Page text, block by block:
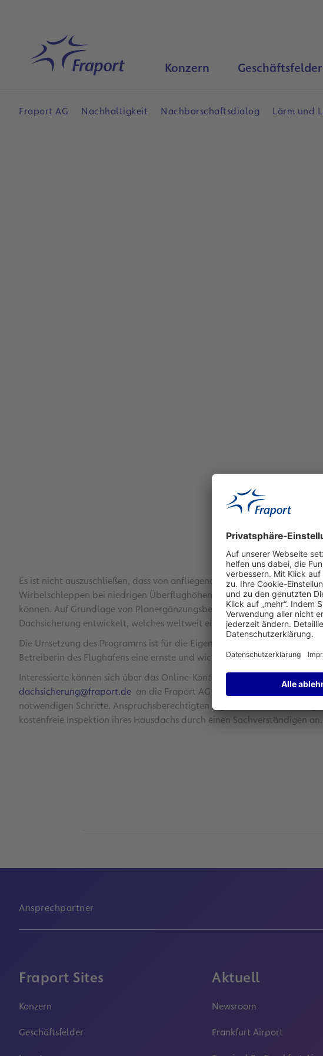
Startseite Konzern Geschäftsfelder
Fraport AG Nachhaltigkeit Nachbarschaftsdialog Lärm und
Es ist nicht auszuschließen, dass von anfliegenden Flugzeugen durch
Wirbelschleppen bei niedrigen Überflughöhen und unter ungünstigen
können. Auf Grundlage von Planergänzungsbeschlüssen des HMWVW
Dachsicherung entwickelt, welches weltweit einzigartig ist.
Die Umsetzung des Programms ist für die Eigentümerinnen und
Betreiberin des Flughafens eine ernste und wichtige Aufgabe.
Interessierte können sich über das Online-Kontakt-Formular oder
dachsicherung@fraport.de an die Fraport AG wenden. Expertinnen
notwendigen Schritte. Anspruchsberechtigten Eigentümerinnen und
kostenfreie Inspektion ihres Hausdachs durch einen Sachverständigen an.
Ansprechpartner
Fraport Sites
Konzern
Geschäftsfelder
Aktuell
Newsroom
Frankfurt Airport